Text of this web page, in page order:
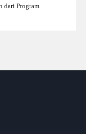
dari Program